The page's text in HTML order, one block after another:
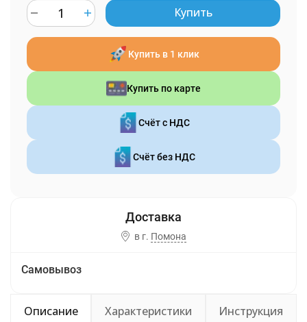
Купить
Купить в 1 клик
Купить по карте
Счёт с НДС
Счёт без НДС
в г. Помона
Самовывоз
Описание Характеристики Инструкция